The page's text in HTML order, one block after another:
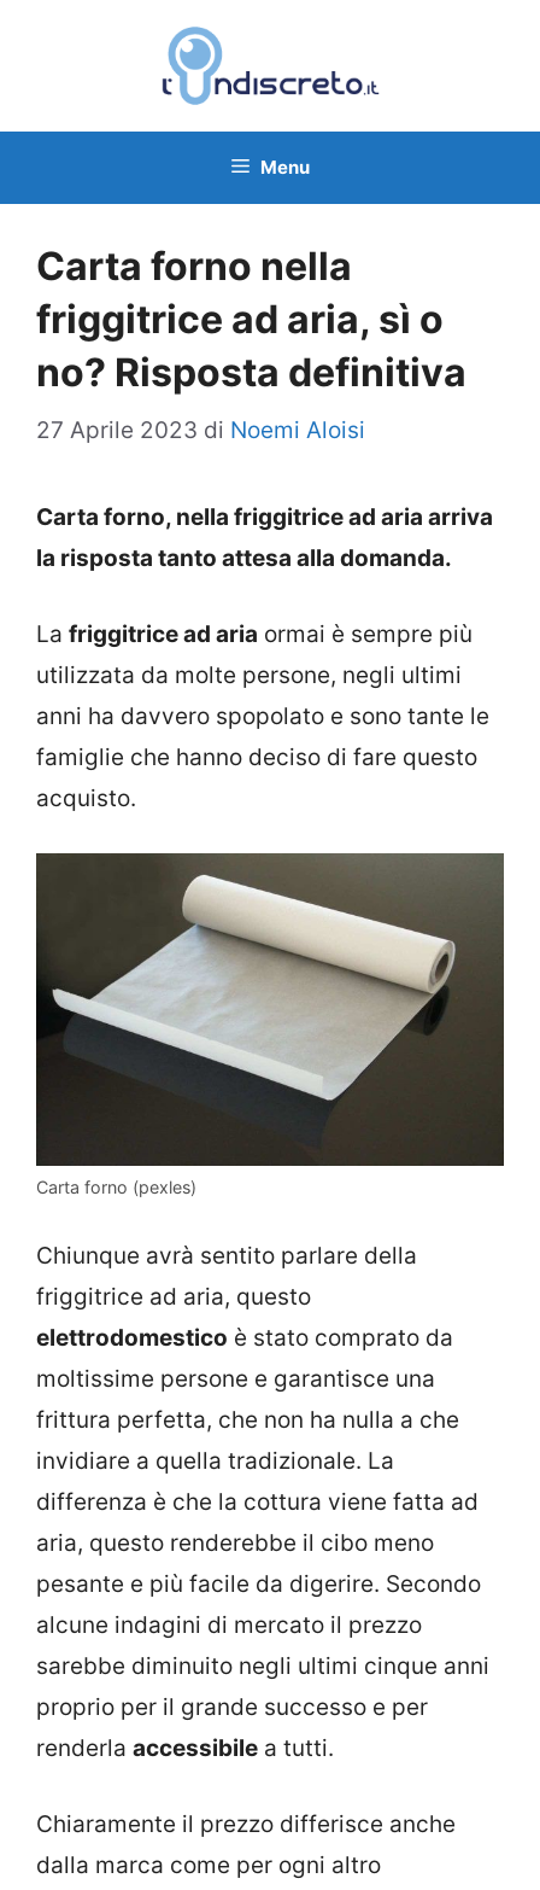
Menu
Carta forno nella
friggitrice ad aria, sì o
no? Risposta definitiva
27 Aprile 2023 di Noemi Aloisi
Carta forno, nella friggitrice ad aria arriva
la risposta tanto attesa alla domanda.
La friggitrice ad aria ormai è sempre più
utilizzata da molte persone, negli ultimi
anni ha davvero spopolato e sono tante le
famiglie che hanno deciso di fare questo
acquisto.
Carta forno (pexles)
Chiunque avrà sentito parlare della
friggitrice ad aria, questo
elettrodomestico è stato comprato da
moltissime persone e garantisce una
frittura perfetta, che non ha nulla a che
invidiare a quella tradizionale. La
differenza è che la cottura viene fatta ad
aria, questo renderebbe il cibo meno
pesante e più facile da digerire. Secondo
alcune indagini di mercato il prezzo
sarebbe diminuito negli ultimi cinque anni
proprio per il grande successo e per
renderla accessibile a tutti.
Chiaramente il prezzo differisce anche
dalla marca come per ogni altro